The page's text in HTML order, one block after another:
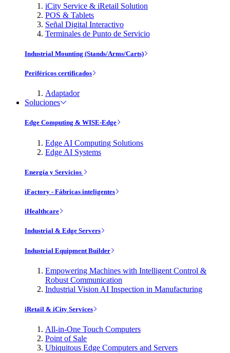
iCity Service & iRetail Solution
POS & Tablets
Señal Digital Interactivo
Terminales de Punto de Servicio
Industrial Mounting (Stands/Arms/Carts)
Periféricos certificados
Adaptador
Soluciones
Edge Computing & WISE-Edge
Edge AI Computing Solutions
Edge AI Systems
Energía y Servicios
iFactory - Fábricas inteligentes
iHealthcare
Industrial & Edge Servers
Industrial Equipment Builder
Empowering Machines with Intelligent Control &
Robust Communication
Industrial Vision AI Inspection in Manufacturing
iRetail & iCity Services
All-in-One Touch Computers
Point of Sale
Ubiquitous Edge Computers and Servers